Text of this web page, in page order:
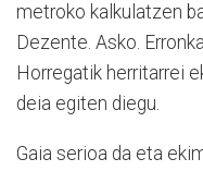
metroko kalkulatzen
Dezente. Asko.
Horregatik herritarrei
deia egiten diegu.
Gaia serioa da eta